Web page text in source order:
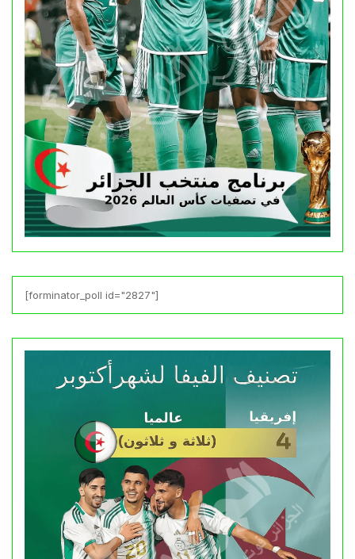
[forminator_poll id="2827"]